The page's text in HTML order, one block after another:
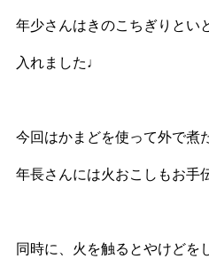
年少さんはきのこちぎりとい
入れました♩
今回はかまどを使って外で煮
年長さんには火おこしもお手
同時に、火を触るとやけどを